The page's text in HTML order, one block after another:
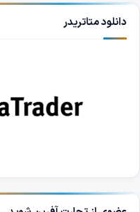
دانلود متاتریدر